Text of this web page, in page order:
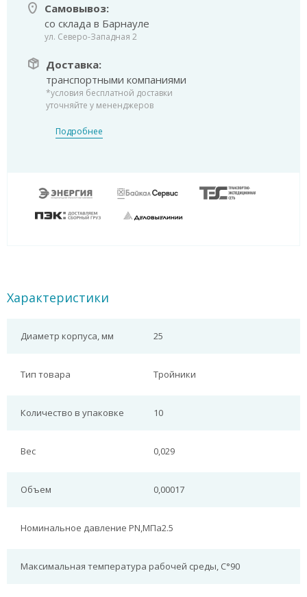
Самовывоз:
со склада в Барнауле
ул. Северо-Западная 2
Доставка:
транспортными компаниями
*условия бесплатной доставки
уточняйте у мененджеров
Подробнее
Характеристики
Диаметр корпуса, мм 25
Тип товара Тройники
Количество в упаковке 10
Вес 0,029
Объем 0,00017
Номинальное давление PN,МПа2.5
Максимальная температура рабочей среды, С°90